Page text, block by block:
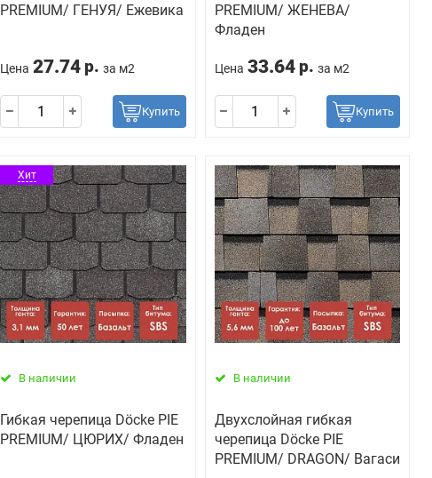
PREMIUM/ ГЕНУЯ/ Ежевика
Цена 27.74 р. за м2
Купить
PREMIUM/ ЖЕНЕВА/
Фладен
Цена 33.64 р. за м2
Купить
Хит
В наличии
Гибкая черепица Döcke PIE
PREMIUM/ ЦЮРИХ/ Фладен
В наличии
Двухслойная гибкая
черепица Döcke PIE
PREMIUM/ DRAGON/ Вагаси